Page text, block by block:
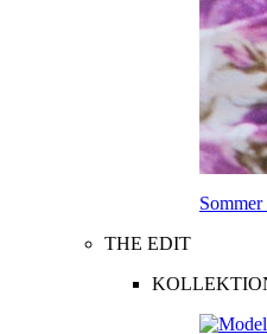
THE EDIT